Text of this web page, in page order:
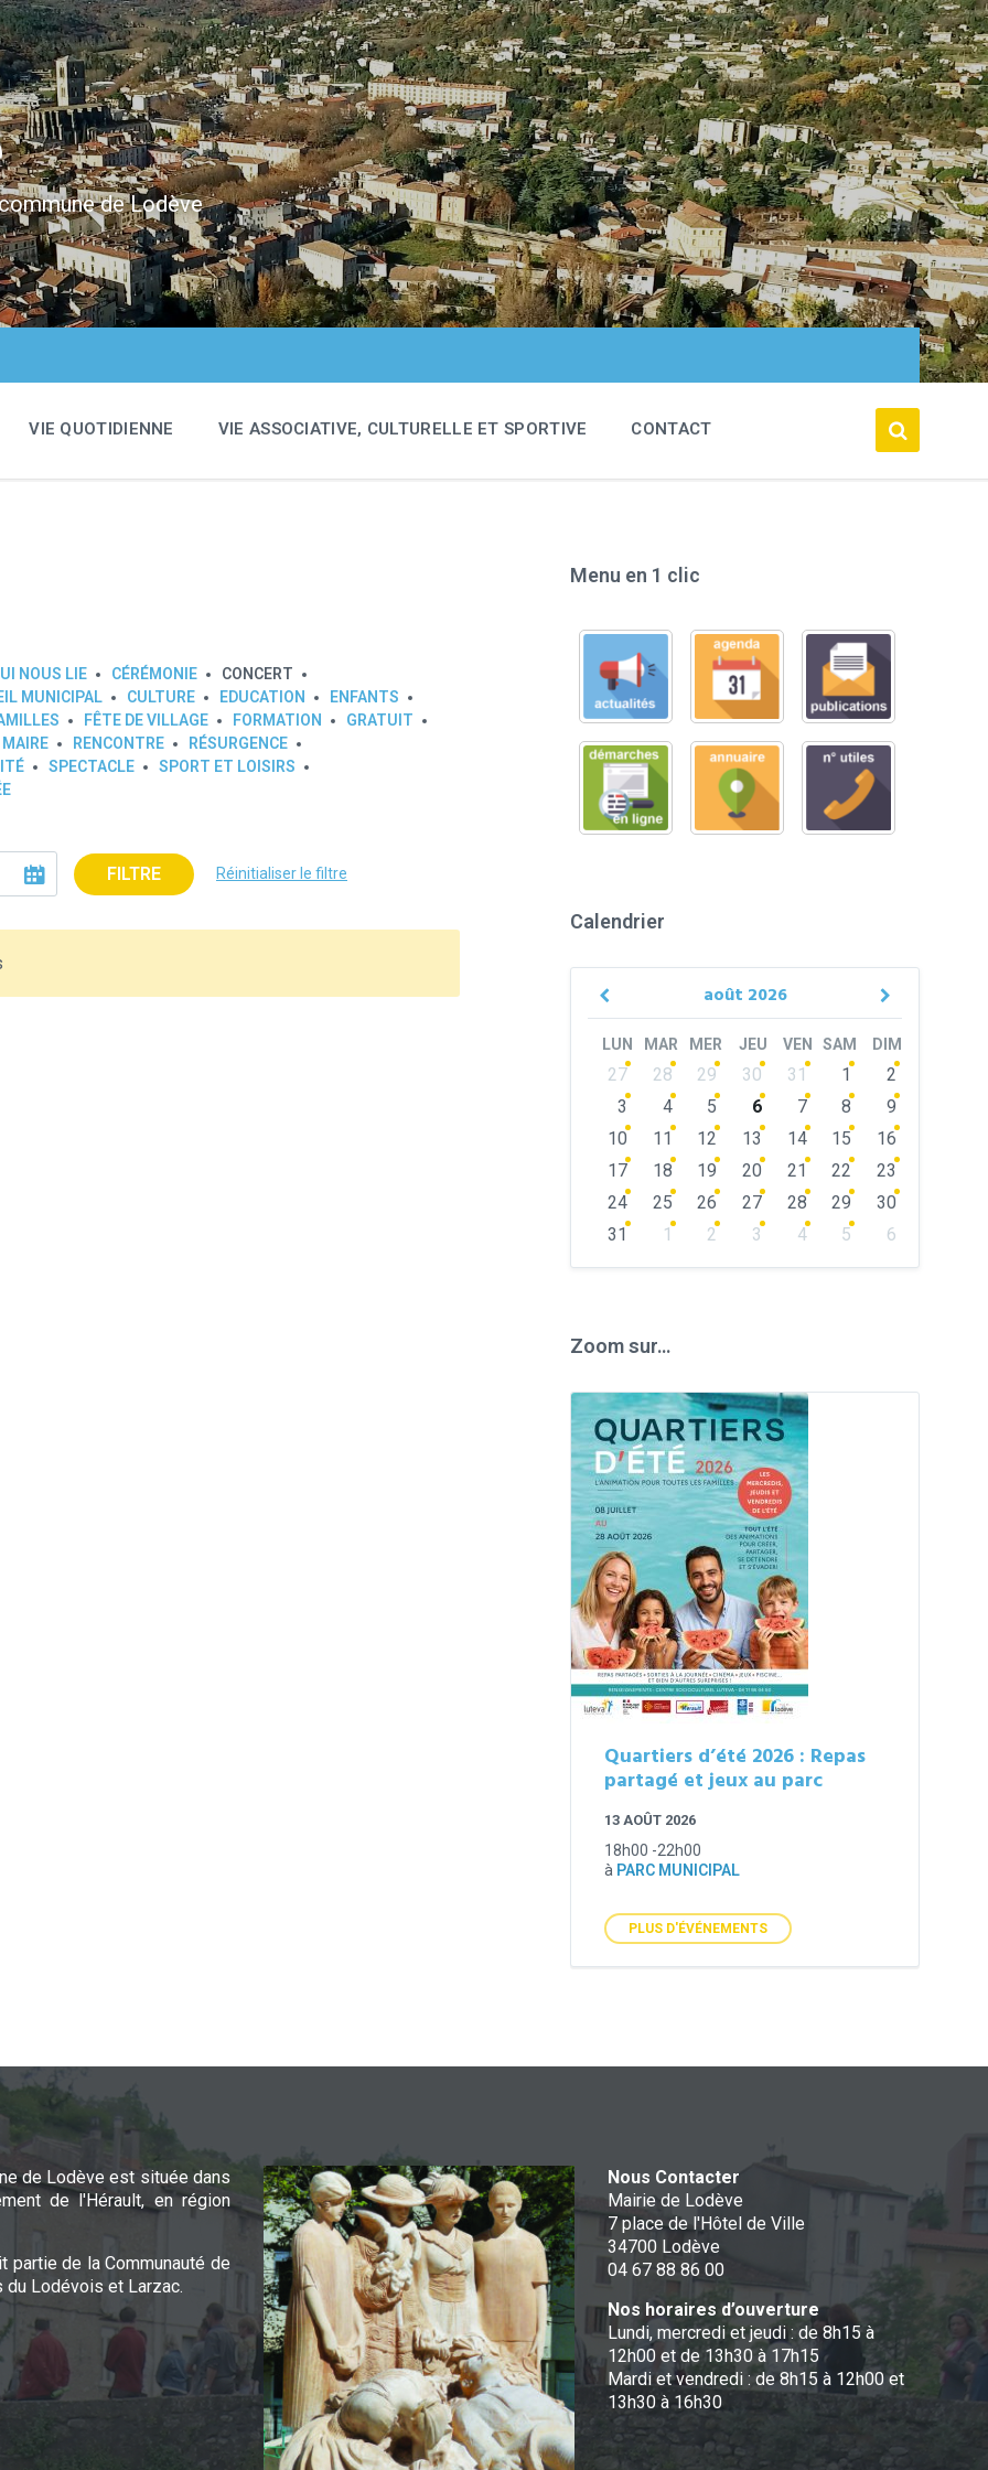
de Lodève
VIE QUOTIDIENNE VIE ASSOCIATIVE, CULTURELLE ET SPORTIVE CONTACT
NOUS LIE CÉRÉMONIE
CONCERT
MUNICIPAL CULTURE EDUCATION
ENFANTS
FÊTE DE VILLAGE FORMATION
GRATUIT
MAIRE RENCONTRE
RÉSURGENCE
SPECTACLE
SPORT ET LOISIRS
FILTRE Réinitialiser le filtre
Menu en 1 clic
Calendrier
août 2026
Previous
Next
LUN MAR MER JEU VEN SAM DIM
Skip
calendar
days
27 28 29 30 31 1
2
3
4 5 6 7 8
9
10
11 12 13 14 15
16
17
18 19 20 21 22
23
24
25 26 27 28 29
30
31
1 2 3 4 5
6
Zoom sur…
Quartiers d’été 2026 : Repas
partagé et jeux au parc
13 AOÛT 2026
18h00 -22h00
à PARC MUNICIPAL
PLUS D'ÉVÉNEMENTS
de Lodève est située dans
de l'Hérault, en région
partie de la Communauté de
du Lodévois et Larzac.
Nous Contacter
Mairie de Lodève
7 place de l'Hôtel de Ville
34700 Lodève
04 67 88 86 00
Nos horaires d’ouverture
Lundi, mercredi et jeudi : de 8h15 à
12h00 et de 13h30 à 17h15
Mardi et vendredi : de 8h15 à 12h00 et
13h30 à 16h30